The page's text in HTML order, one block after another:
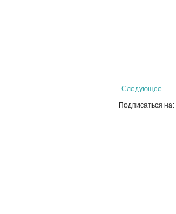
Следующее
Подписаться на: